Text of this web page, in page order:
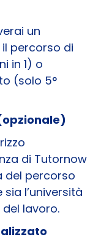
un
percorso di
in 1) o
(solo 5°
di Tutornow
del percorso
l’università
lavoro.